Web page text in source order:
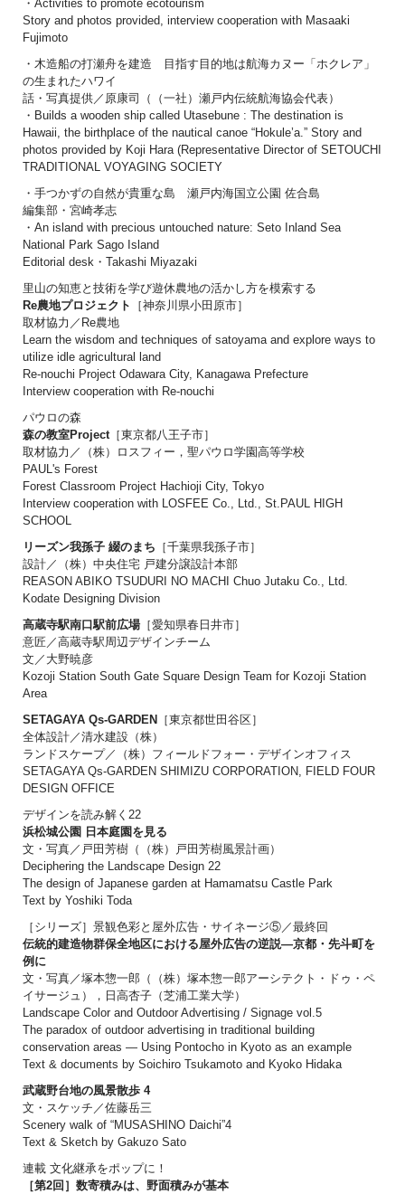
・Activities to promote ecotourism
Story and photos provided, interview cooperation with Masaaki
Fujimoto
・木造船の打瀬舟を建造 目指す目的地は航海カヌー「ホクレア」
の生まれたハワイ
話・写真提供／原康司（（一社）瀬戸内伝統航海協会代表）
・Builds a wooden ship called Utasebune : The destination is
Hawaii, the birthplace of the nautical canoe “Hokule’a.” Story and
photos provided by Koji Hara (Representative Director of SETOUCHI
TRADITIONAL VOYAGING SOCIETY
・手つかずの自然が貴重な島 瀬戸内海国立公園 佐合島
編集部・宮崎孝志
・An island with precious untouched nature: Seto Inland Sea
National Park Sago Island
Editorial desk・Takashi Miyazaki
里山の知恵と技術を学び遊休農地の活かし方を模索する
Re農地プロジェクト
［神奈川県小田原市］
取材協力／Re農地
Learn the wisdom and techniques of satoyama and explore ways to
utilize idle agricultural land
Re-nouchi Project Odawara City, Kanagawa Prefecture
Interview cooperation with Re-nouchi
パウロの森
森の教室Project ［東京都八王子市］
取材協力／（株）ロスフィー，聖パウロ学園高等学校
PAUL's Forest
Forest Classroom Project Hachioji City, Tokyo
Interview cooperation with LOSFEE Co., Ltd., St.PAUL HIGH
SCHOOL
リーズン我孫子 綴のまち ［千葉県我孫子市］
設計／（株）中央住宅 戸建分譲設計本部
REASON ABIKO TSUDURI NO MACHI Chuo Jutaku Co., Ltd.
Kodate Designing Division
高蔵寺駅南口駅前広場［愛知県春日井市］
意匠／高蔵寺駅周辺デザインチーム
文／大野暁彦
Kozoji Station South Gate Square Design Team for Kozoji Station
Area
SETAGAYA Qs-GARDEN
［東京都世田谷区］
全体設計／清水建設（株）
ランドスケープ／（株）フィールドフォー・デザインオフィス
SETAGAYA Qs-GARDEN SHIMIZU CORPORATION, FIELD FOUR
DESIGN OFFICE
デザインを読み解く22
浜松城公園 日本庭園を見る
文・写真／戸田芳樹（（株）戸田芳樹風景計画）
Deciphering the Landscape Design 22
The design of Japanese garden at Hamamatsu Castle Park
Text by Yoshiki Toda
［シリーズ］景観色彩と屋外広告・サイネージ⑤／最終回
伝統的建造物群保全地区における屋外広告の逆説―京都・先斗町を
例に
文・写真／塚本惣一郎（（株）塚本惣一郎アーシテクト・ドゥ・ペ
イサージュ），日高杏子（芝浦工業大学）
Landscape Color and Outdoor Advertising / Signage vol.5
The paradox of outdoor advertising in traditional building
conservation areas — Using Pontocho in Kyoto as an example
Text & documents by Soichiro Tsukamoto and Kyoko Hidaka
武蔵野台地の風景散歩 4
文・スケッチ／佐藤岳三
Scenery walk of “MUSASHINO Daichi”4
Text & Sketch by Gakuzo Sato
連載 文化継承をポップに！
［第2回］数寄積みは、野面積みが基本